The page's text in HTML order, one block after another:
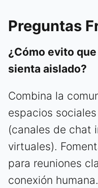
Preguntas
¿Cómo evito
sienta aislado?
Combina la
espacios
(canales de chat
virtuales).
para reuniones
conexión